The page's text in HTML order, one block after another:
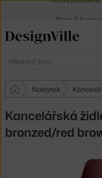
Hledat
Nábytek
Kancelářská
bronzed/red
30 dní